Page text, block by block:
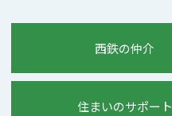
西鉄の仲介
住まいのサポート